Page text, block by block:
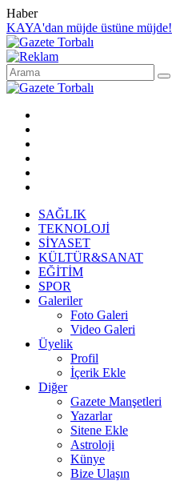
Haber
KAYA'dan müjde üstüne müjde!
SAĞLIK
TEKNOLOJİ
SİYASET
KÜLTÜR&SANAT
EĞİTİM
SPOR
Galeriler
Foto Galeri
Video Galeri
Üyelik
Profil
İçerik Ekle
Diğer
Gazete Manşetleri
Yazarlar
Sitene Ekle
Astroloji
Künye
Bize Ulaşın